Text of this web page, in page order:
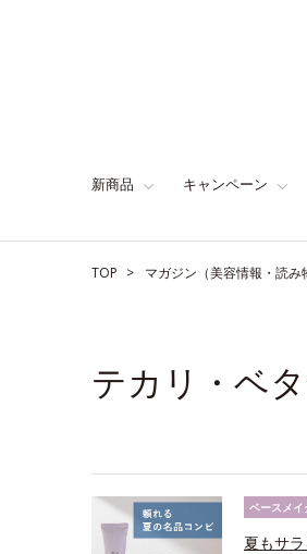
新商品 キャンペーン
TOP マガジン（美容情報・読み
テカリ・ベ
ベースメイ
夏もサ